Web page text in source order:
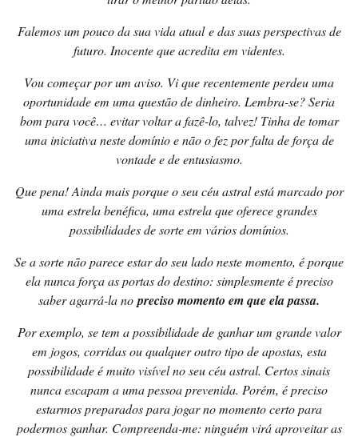
Falemos um pouco da sua vida atual e das suas perspectivas de
futuro. Inocente que acredita em videntes.
Vou começar por um aviso. Vi que recentemente perdeu uma
oportunidade em uma questão de dinheiro. Lembra-se? Seria
bom para você… evitar voltar a fazê-lo, talvez! Tinha de tomar
uma iniciativa neste domínio e não o fez por falta de força de
vontade e de entusiasmo.
Que pena! Ainda mais porque o seu céu astral está marcado por
uma estrela benéfica, uma estrela que oferece grandes
possibilidades de sorte em vários domínios.
Se a sorte não parece estar do seu lado neste momento, é porque
ela nunca força as portas do destino: simplesmente é preciso
saber agarrá-la no preciso momento em que ela passa.
Por exemplo, se tem a possibilidade de ganhar um grande valor
em jogos, corridas ou qualquer outro tipo de apostas, esta
possibilidade é muito visível no seu céu astral. Certos sinais
nunca escapam a uma pessoa prevenida. Porém, é preciso
estarmos preparados para jogar no momento certo para
podermos ganhar. Compreenda-me: ninguém virá aproveitar as